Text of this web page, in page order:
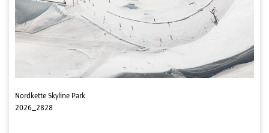
Nordkette Skyline Park
2026_2828